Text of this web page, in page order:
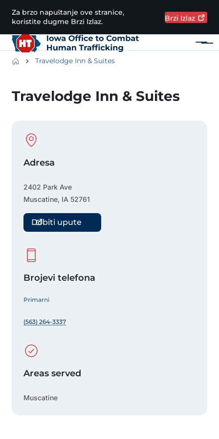
Preskoči na glavni sadržaj
Za brzo napuštanje ove stranice,
koristite dugme Brzi Izlaz.
Brzi Izlaz
Meni
BreadcrumbsTravelodge Inn & Suites
Travelodge Inn & Suites
Physical Location
Adresa
2402 Park Ave
Muscatine, IA 52761
Dobiti upute
Brojevi telefona
Primarni
(563) 264-3337
Areas served
Muscatine